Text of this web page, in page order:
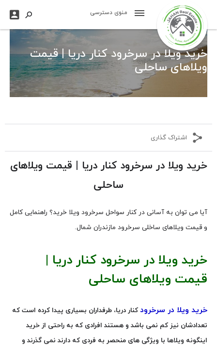
منوی دسترسی 

خرید ویلا در سرخرود کنار دریا | قیمت
ویلاهای ساحلی
اشتراک گذاری
خرید ویلا در سرخرود کنار دریا | قیمت ویلاهای
ساحلی
آیا می توان به آسانی در کنار سواحل سرخرود ویلا خرید؟ راهنمایی کامل
و قیمت ویلاهای ساخلی سرخرود مازندران شمال.
خرید ویلا در سرخرود کنار دریا |
قیمت ویلاهای ساحلی
خرید ویلا در سرخرود کنار دریا، طرفداران بسیاری پیدا کرده است که
تعدادشان نیز کم نمی باشد و هستند افرادی که به راحتی از خرید
اینگونه ویلاها با ویژگی های منحصر به فردی که دارند نمی گذرند و